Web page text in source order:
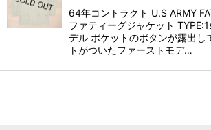
64年コントラクト U.S ARMY
ファティーグジャケット
デル ポケットのボタンが露出し
トがついたファーストモデ…